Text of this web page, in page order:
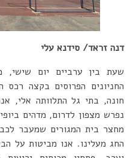
דנה זראד/ סידנא עלי
שעת בין ערביים יום שישי,
החניונים הפרוסים בקצה
חונה, בתי גל התלוותה אלי,
נפרש מצפון לדרום, מדהים
מחצר בית המגורים שמעבר
החג מעלינו. אנו מביטות על